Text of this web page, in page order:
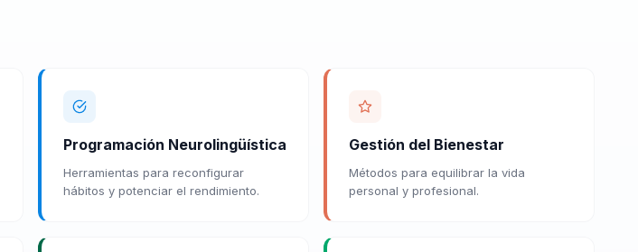
Programación Neurolingüística
Herramientas para reconfigurar
hábitos y potenciar el rendimiento.
Gestión del Bienestar
Métodos para equilibrar la vida
personal y profesional.